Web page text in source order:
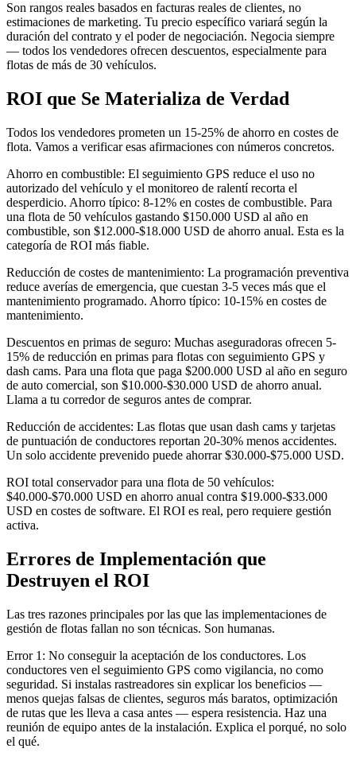
Son rangos reales basados en facturas reales de clientes, no
estimaciones de marketing. Tu precio específico variará según la
duración del contrato y el poder de negociación. Negocia siempre
— todos los vendedores ofrecen descuentos, especialmente para
flotas de más de 30 vehículos.
ROI que Se Materializa de Verdad
Todos los vendedores prometen un 15-25% de ahorro en costes de
flota. Vamos a verificar esas afirmaciones con números concretos.
Ahorro en combustible: El seguimiento GPS reduce el uso no
autorizado del vehículo y el monitoreo de ralentí recorta el
desperdicio. Ahorro típico: 8-12% en costes de combustible. Para
una flota de 50 vehículos gastando $150.000 USD al año en
combustible, son $12.000-$18.000 USD de ahorro anual. Esta es la
categoría de ROI más fiable.
Reducción de costes de mantenimiento: La programación preventiva
reduce averías de emergencia, que cuestan 3-5 veces más que el
mantenimiento programado. Ahorro típico: 10-15% en costes de
mantenimiento.
Descuentos en primas de seguro: Muchas aseguradoras ofrecen 5-
15% de reducción en primas para flotas con seguimiento GPS y
dash cams. Para una flota que paga $200.000 USD al año en seguro
de auto comercial, son $10.000-$30.000 USD de ahorro anual.
Llama a tu corredor de seguros antes de comprar.
Reducción de accidentes: Las flotas que usan dash cams y tarjetas
de puntuación de conductores reportan 20-30% menos accidentes.
Un solo accidente prevenido puede ahorrar $30.000-$75.000 USD.
ROI total conservador para una flota de 50 vehículos:
$40.000-$70.000 USD en ahorro anual contra $19.000-$33.000
USD en costes de software. El ROI es real, pero requiere gestión
activa.
Errores de Implementación que
Destruyen el ROI
Las tres razones principales por las que las implementaciones de
gestión de flotas fallan no son técnicas. Son humanas.
Error 1: No conseguir la aceptación de los conductores. Los
conductores ven el seguimiento GPS como vigilancia, no como
seguridad. Si instalas rastreadores sin explicar los beneficios —
menos quejas falsas de clientes, seguros más baratos, optimización
de rutas que les lleva a casa antes — espera resistencia. Haz una
reunión de equipo antes de la instalación. Explica el porqué, no solo
el qué.